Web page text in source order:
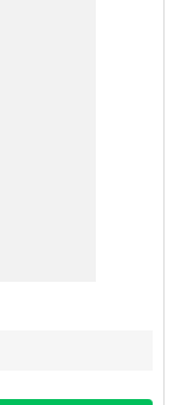
- Tuut